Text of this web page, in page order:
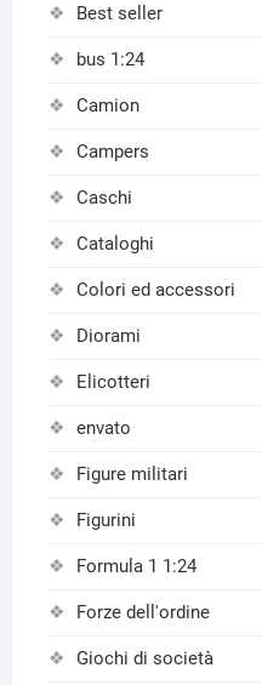
Best seller
bus 1:24
Camion
Campers
Caschi
Cataloghi
Colori ed accessori
Diorami
Elicotteri
envato
Figure militari
Figurini
Formula 1 1:24
Forze dell'ordine
Giochi di società